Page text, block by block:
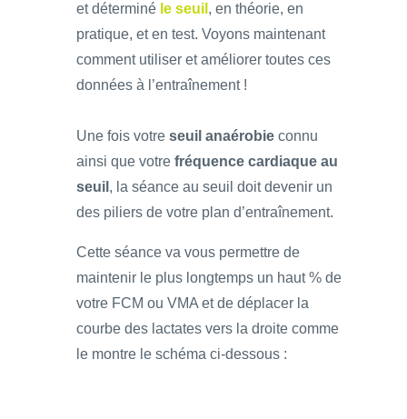
et déterminé le seuil , en théorie, en
pratique, et en test. Voyons maintenant
comment utiliser et améliorer toutes ces
données à l’entraînement !
Une fois votre seuil anaérobie connu
ainsi que votre fréquence cardiaque au
seuil , la séance au seuil doit devenir un
des piliers de votre plan d’entraînement.
Cette séance va vous permettre de
maintenir le plus longtemps un haut % de
votre FCM ou VMA et de déplacer la
courbe des lactates vers la droite comme
le montre le schéma ci-dessous :